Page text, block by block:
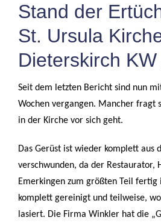
Stand der
St. Ursula
Dieterskirch
Seit dem letzten Bericht sind nun
Wochen vergangen. Mancher fragt
in der Kirche vor sich geht.
Das Gerüst ist wieder komplett aus
verschwunden, da der Restaurator,
Emerkingen zum größten Teil fertig
komplett gereinigt und teilweise,
lasiert. Die Firma Winkler hat die